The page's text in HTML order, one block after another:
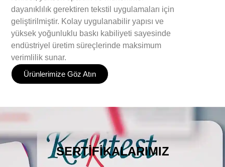
dayanıklılık gerektiren tekstil uygulamaları için
geliştirilmiştir. Kolay uygulanabilir yapısı ve
yüksek yoğunluklu baskı kabiliyeti sayesinde
endüstriyel üretim süreçlerinde maksimum
verimlilik sunar.
Ürünlerimize Göz Atın
SERTİFİKALARIMIZ